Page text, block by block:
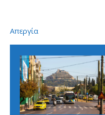
Απεργία